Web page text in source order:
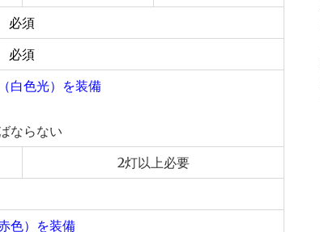
必須
必須
白色光）を装備
ならない
2灯以上必要
色）を装備